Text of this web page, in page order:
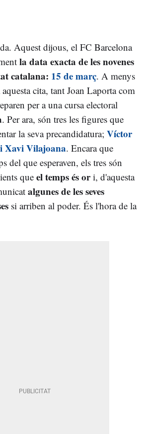
Aquest dijous, el FC Barcelona
la data exacta de les novenes
catalana: 15 de març. A menys
cita, tant Joan Laporta com
per a una cursa electoral
. Per ara, són tres les figures que
la seva precandidatura; Víctor
Xavi Vilajoana. Encara que
del que esperaven, els tres són
queel temps és ori, d'aquesta
algunes de les seves
si arriben al poder. És l'hora de la